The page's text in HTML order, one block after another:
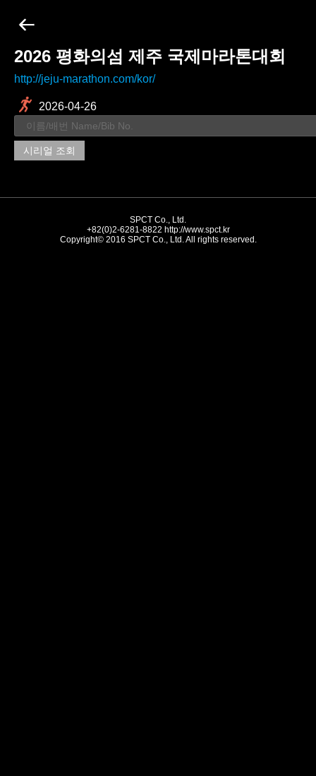
2026 평화의섬 제주 국제마라톤대회
http://jeju-marathon.com/kor/
2026-04-26
시리얼 조회
SPCT Co., Ltd.
+82(0)2-6281-8822 http://www.spct.kr
Copyright© 2016 SPCT Co., Ltd. All rights reserved.